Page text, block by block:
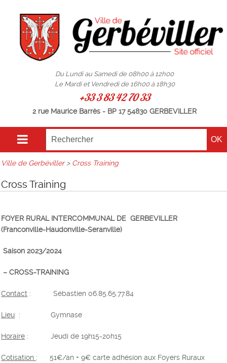
Du Lundi au Samedi de 08h00 à 12h00
Le Mardi et Vendredi de 16h00 à 18h30
+33 3 83 42 70 33
2 rue Maurice Barrès - BP 17 54830 GERBEVILLER
Ville de Gerbéviller> Cross Training
Cross Training
FOYER RURAL INTERCOMMUNAL DE GERBEVILLER
(Franconville-Haudonville-Seranville)
Saison 2023/2024
– CROSS-TRAINING
Contact : Sébastien 06.85.65.77.84
Lieu : Gymnase
Horaire : Jeudi de 19h15-20h15
Cotisation : 51€/an + 9€ carte adhésion aux Foyers Ruraux